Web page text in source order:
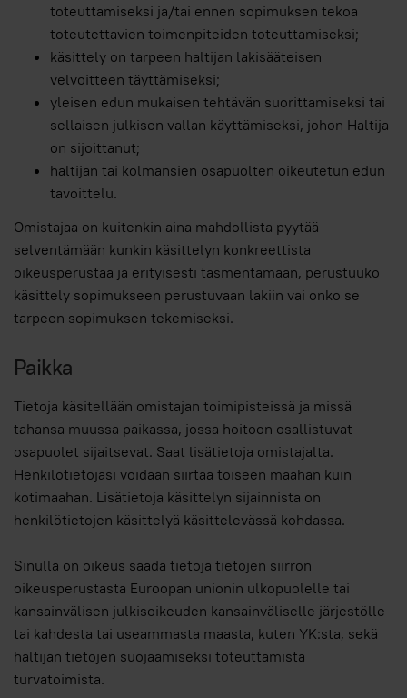
toteuttamiseksi ja/tai ennen sopimuksen tekoa
toteutettavien toimenpiteiden toteuttamiseksi;
käsittely on tarpeen haltijan lakisääteisen
velvoitteen täyttämiseksi;
yleisen edun mukaisen tehtävän suorittamiseksi tai
sellaisen julkisen vallan käyttämiseksi, johon Haltija
on sijoittanut;
haltijan tai kolmansien osapuolten oikeutetun edun
tavoittelu.
Omistajaa on kuitenkin aina mahdollista pyytää
selventämään kunkin käsittelyn konkreettista
oikeusperustaa ja erityisesti täsmentämään, perustuuko
käsittely sopimukseen perustuvaan lakiin vai onko se
tarpeen sopimuksen tekemiseksi.
Paikka
Tietoja käsitellään omistajan toimipisteissä ja missä
tahansa muussa paikassa, jossa hoitoon osallistuvat
osapuolet sijaitsevat. Saat lisätietoja omistajalta.
Henkilötietojasi voidaan siirtää toiseen maahan kuin
kotimaahan. Lisätietoja käsittelyn sijainnista on
henkilötietojen käsittelyä käsittelevässä kohdassa.
Sinulla on oikeus saada tietoja tietojen siirron
oikeusperustasta Euroopan unionin ulkopuolelle tai
kansainvälisen julkisoikeuden kansainväliselle järjestölle
tai kahdesta tai useammasta maasta, kuten YK:sta, sekä
haltijan tietojen suojaamiseksi toteuttamista
turvatoimista.